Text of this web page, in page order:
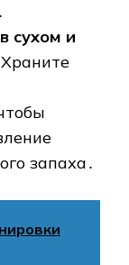
сухом и
Храните
запаха․